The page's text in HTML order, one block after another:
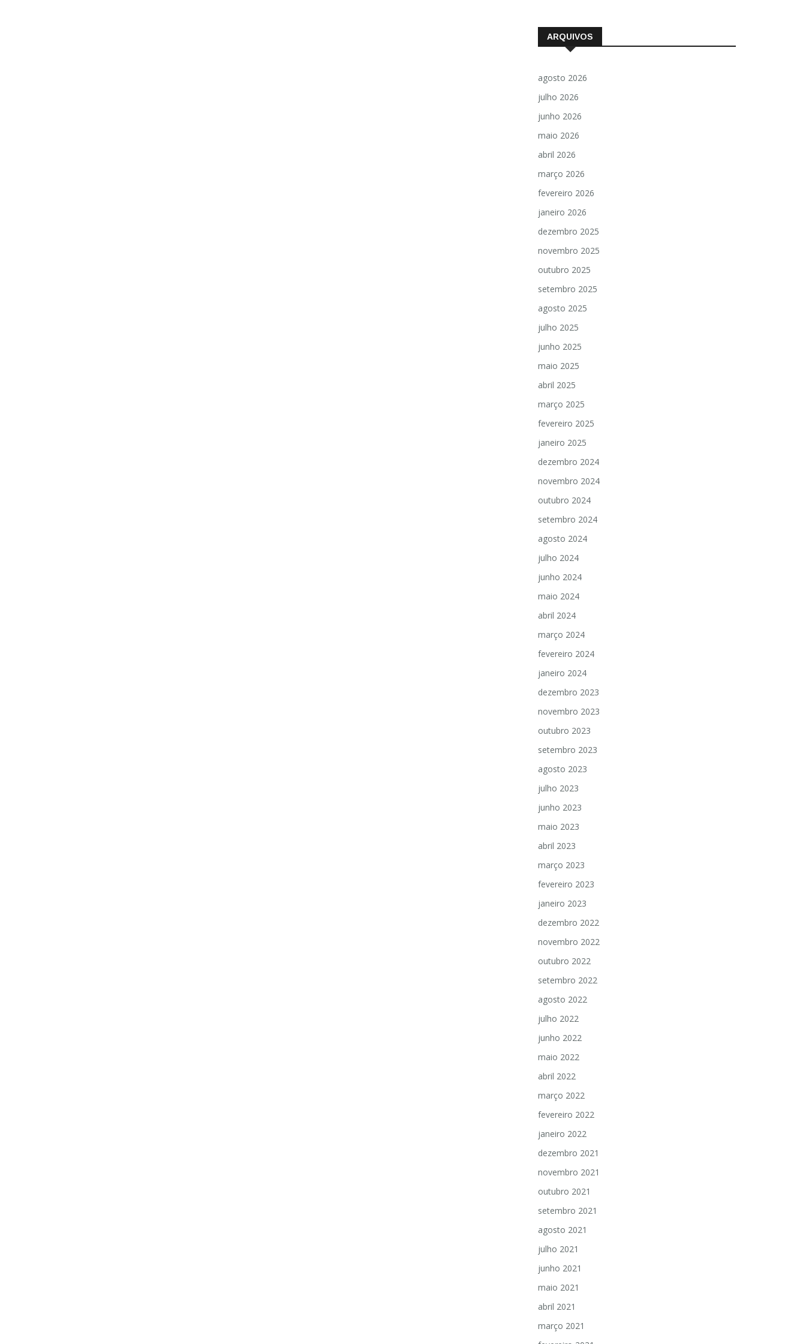
ARQUIVOS
agosto 2026
julho 2026
junho 2026
maio 2026
abril 2026
março 2026
fevereiro 2026
janeiro 2026
dezembro 2025
novembro 2025
outubro 2025
setembro 2025
agosto 2025
julho 2025
junho 2025
maio 2025
abril 2025
março 2025
fevereiro 2025
janeiro 2025
dezembro 2024
novembro 2024
outubro 2024
setembro 2024
agosto 2024
julho 2024
junho 2024
maio 2024
abril 2024
março 2024
fevereiro 2024
janeiro 2024
dezembro 2023
novembro 2023
outubro 2023
setembro 2023
agosto 2023
julho 2023
junho 2023
maio 2023
abril 2023
março 2023
fevereiro 2023
janeiro 2023
dezembro 2022
novembro 2022
outubro 2022
setembro 2022
agosto 2022
julho 2022
junho 2022
maio 2022
abril 2022
março 2022
fevereiro 2022
janeiro 2022
dezembro 2021
novembro 2021
outubro 2021
setembro 2021
agosto 2021
julho 2021
junho 2021
maio 2021
abril 2021
março 2021